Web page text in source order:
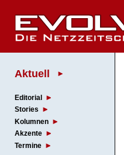
Aktuell
Editorial
Stories
Kolumnen
Akzente
Termine